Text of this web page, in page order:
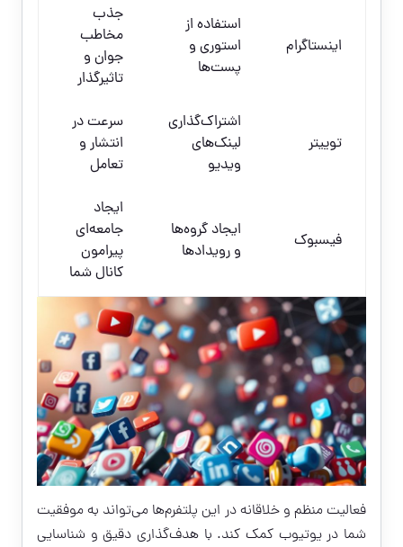
اینستاگرام
استفاده از
استوری و
پست‌ها
جذب
مخاطب
جوان و
تاثیرگذار
توییتر
اشتراک‌گذاری
لینک‌های
ویدیو
سرعت در
انتشار و
تعامل
فیسبوک
ایجاد گروه‌ها
و رویدادها
ایجاد
جامعه‌ای
پیرامون
کانال شما
فعالیت منظم و خلاقانه در این پلتفرم‌ها می‌تواند به موفقیت
شما در یوتیوب کمک کند. با هدف‌گذاری دقیق و شناسایی